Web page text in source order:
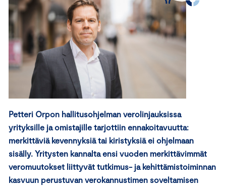
Petteri Orpon hallitusohjelman verolinjauksissa
yrityksille ja omistajille tarjottiin ennakoitavuutta:
merkittäviä kevennyksiä tai kiristyksiä ei ohjelmaan
sisälly. Yritysten kannalta ensi vuoden merkittävimmät
veromuutokset liittyvät tutkimus- ja kehittämistoiminnan
kasvuun perustuvan verokannustimen soveltamisen